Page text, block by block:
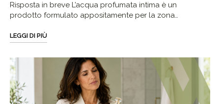
Risposta in breve L’acqua profumata intima è un
prodotto formulato appositamente per la zona…
LEGGI DI PIÙ